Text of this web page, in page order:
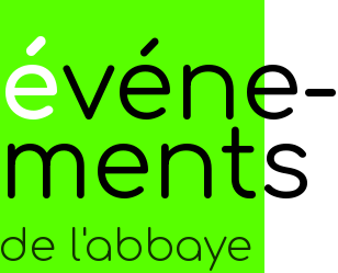
é
ments
de l'abbaye